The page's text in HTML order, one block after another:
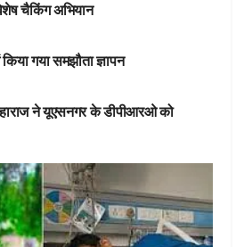
चैकिंग अभियान
गया समझौता ज्ञापन
ने यूएसनगर के डीपीआरओ को